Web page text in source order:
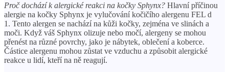
Proč dochází k alergické reakci na kočky Sphynx? Hlavní příčinou
alergie na kočky Sphynx je vylučování kočičího alergenu FEL d
1. Tento alergen se nachází na kůži kočky, zejména ve slinách a
moči. Když váš Sphynx olizuje nebo močí, alergeny se mohou
přenést na různé povrchy, jako je nábytek, oblečení a koberce.
Částice alergenu mohou zůstat ve vzduchu a způsobit alergické
reakce u lidí, kteří na ně reagují.